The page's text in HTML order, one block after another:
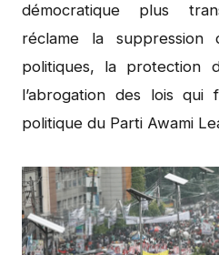
démocratique plus
réclame la suppression
politiques, la protection
l’abrogation des lois qui
politique du Parti Awami